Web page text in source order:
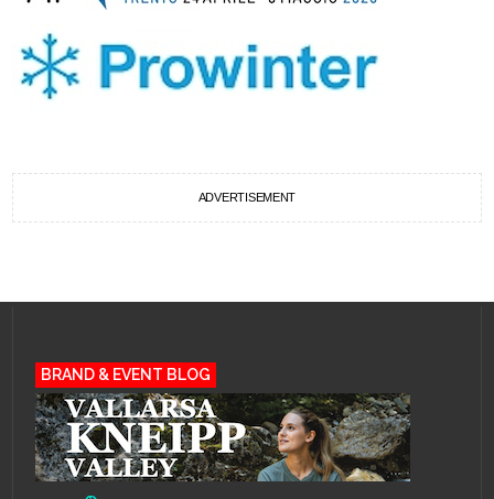
ADVERTISEMENT
BRAND & EVENT BLOG